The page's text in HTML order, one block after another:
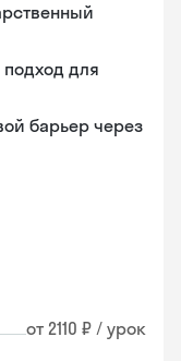
для
барьер через
от 2110 ₽ / урок